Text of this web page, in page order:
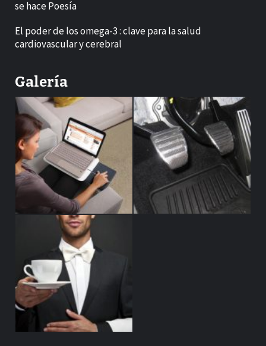
se hace Poesía
El poder de los omega-3 : clave para la salud
cardiovascular y cerebral
Galería